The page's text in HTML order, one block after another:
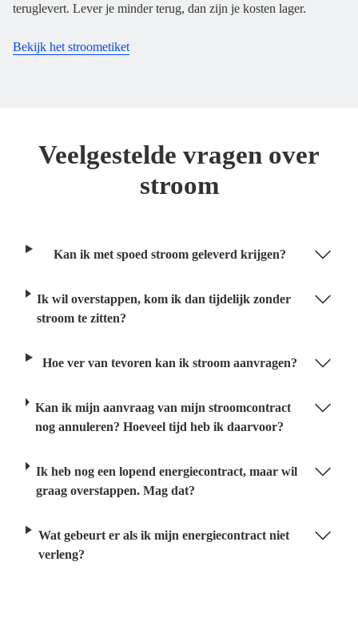
teruglevert. Lever je minder terug, dan zijn je kosten lager.
Bekijk het stroometiket
Veelgestelde vragen over
stroom
Kan ik met spoed stroom geleverd krijgen?
Ik wil overstappen, kom ik dan tijdelijk zonder
stroom te zitten?
Hoe ver van tevoren kan ik stroom aanvragen?
Kan ik mijn aanvraag van mijn stroomcontract
nog annuleren? Hoeveel tijd heb ik daarvoor?
Ik heb nog een lopend energiecontract, maar wil
graag overstappen. Mag dat?
Wat gebeurt er als ik mijn energiecontract niet
verleng?